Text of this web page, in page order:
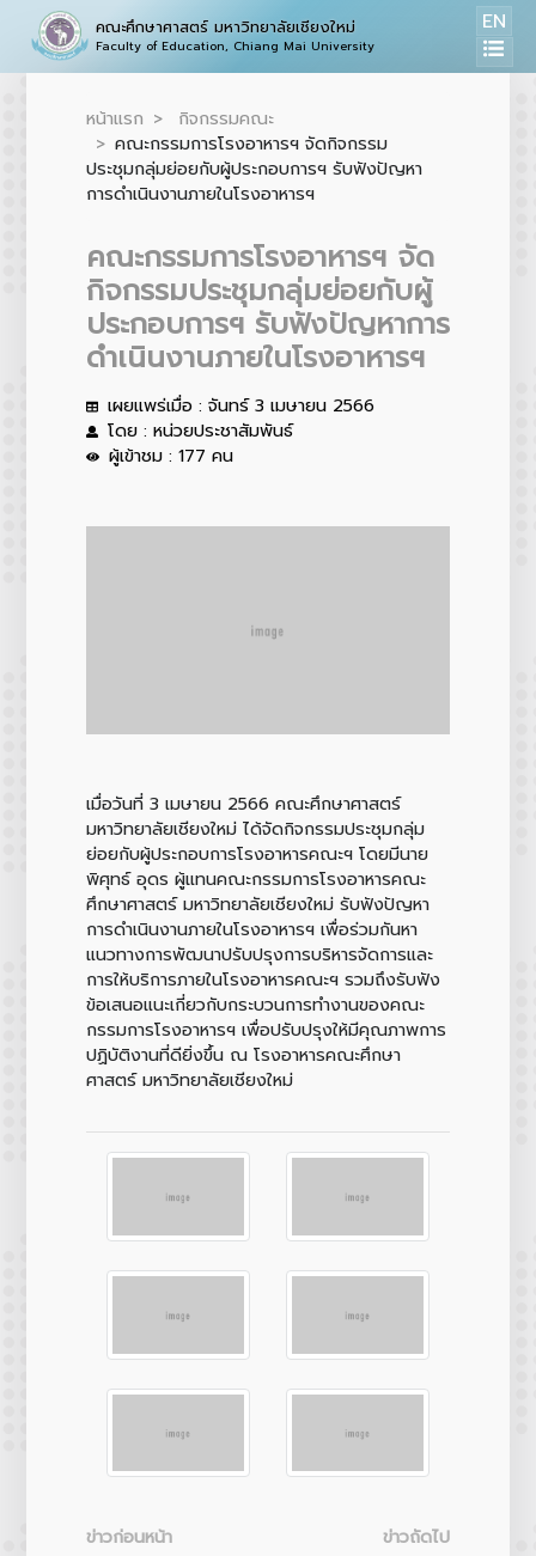
คณะศึกษาศาสตร์ มหาวิทยาลัยเชียงใหม่
Faculty of Education, Chiang Mai University
EN
หน้าแรก
กิจกรรมคณะ
คณะกรรมการโรงอาหารฯ จัดกิจกรรม
ประชุมกลุ่มย่อยกับผู้ประกอบการฯ รับฟังปัญหา
การดำเนินงานภายในโรงอาหารฯ
คณะกรรมการโรงอาหารฯ จัด
กิจกรรมประชุมกลุ่มย่อยกับผู้
ประกอบการฯ รับฟังปัญหาการ
ดำเนินงานภายในโรงอาหารฯ
เผยแพร่เมื่อ : จันทร์ 3 เมษายน 2566
โดย : หน่วยประชาสัมพันธ์
ผู้เข้าชม : 177 คน
เมื่อวันที่ 3 เมษายน 2566 คณะศึกษาศาสตร์
มหาวิทยาลัยเชียงใหม่ ได้จัดกิจกรรมประชุมกลุ่ม
ย่อยกับผู้ประกอบการโรงอาหารคณะฯ โดยมีนาย
พิศุทธ์ อุดร ผู้แทนคณะกรรมการโรงอาหารคณะ
ศึกษาศาสตร์ มหาวิทยาลัยเชียงใหม่ รับฟังปัญหา
การดำเนินงานภายในโรงอาหารฯ เพื่อร่วมกันหา
แนวทางการพัฒนาปรับปรุงการบริหารจัดการและ
การให้บริการภายในโรงอาหารคณะฯ รวมถึงรับฟัง
ข้อเสนอแนะเกี่ยวกับกระบวนการทำงานของคณะ
กรรมการโรงอาหารฯ เพื่อปรับปรุงให้มีคุณภาพการ
ปฏิบัติงานที่ดียิ่งขึ้น ณ โรงอาหารคณะศึกษา
ศาสตร์ มหาวิทยาลัยเชียงใหม่
ข่าวก่อนหน้า
ข่าวถัดไป